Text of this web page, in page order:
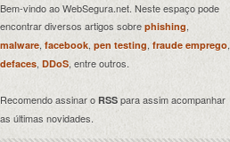
Bem-vindo ao WebSegura.net. Neste espaço pode
encontrar diversos artigos sobre phishing,
malware, facebook, pen testing fraude emprego,
defaces, DDoS, entre outros.
Recomendo assinar o RSS para assim acompanhar
as últimas novidades.